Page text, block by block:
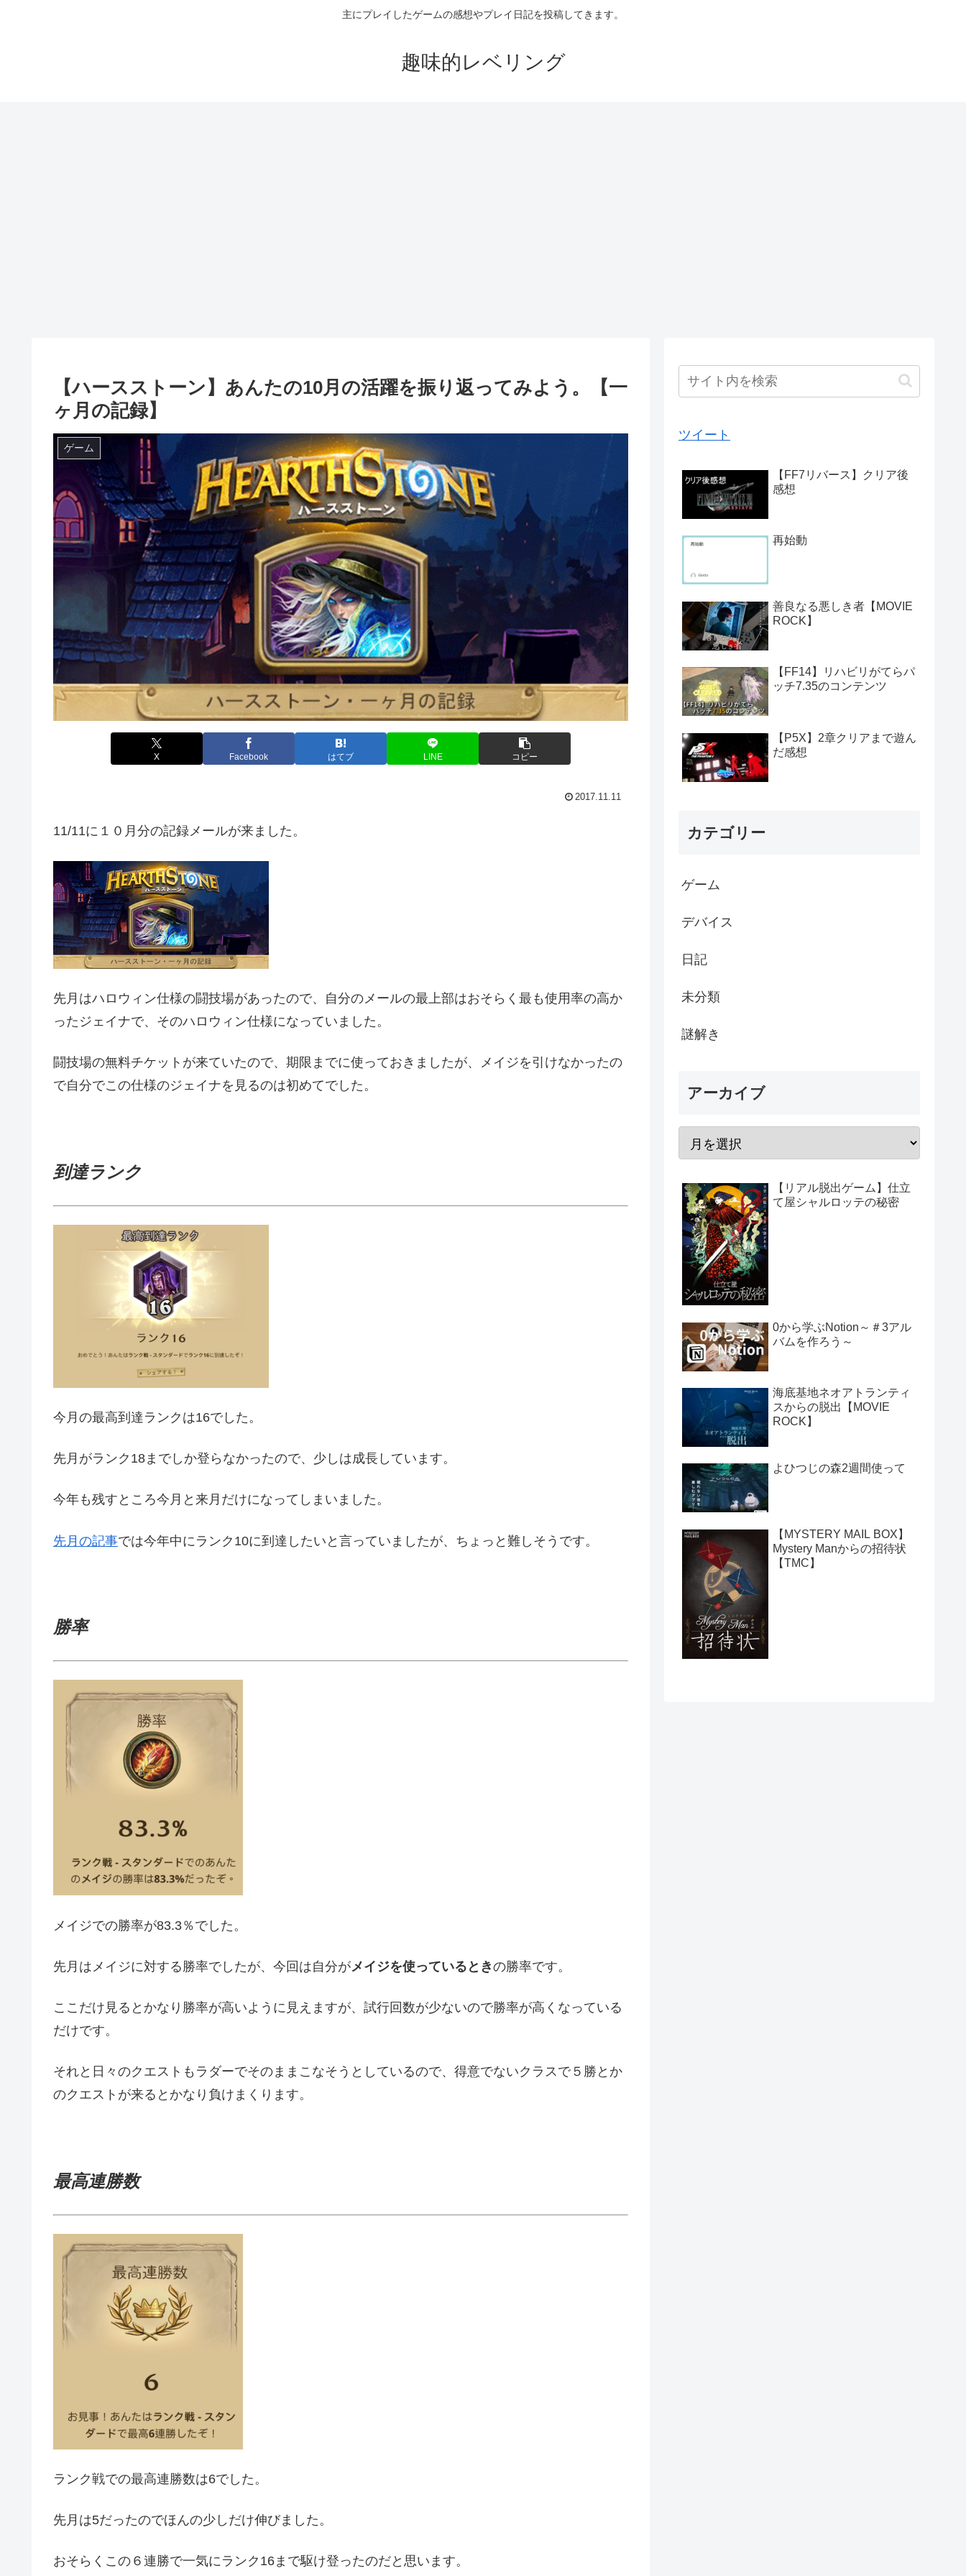
主にプレイしたゲームの感想やプレイ日記を投稿してきます。
趣味的レベリング
【ハースストーン】あんたの10月の活躍を振り返ってみよう。【一
ヶ月の記録】
ゲーム
X Facebook はてブ LINE コピー
2017.11.11
11/11に１０月分の記録メールが来ました。
先月はハロウィン仕様の闘技場があったので、自分のメールの最上部はおそらく最も使用率の高か
ったジェイナで、そのハロウィン仕様になっていました。
闘技場の無料チケットが来ていたので、期限までに使っておきましたが、メイジを引けなかったの
で自分でこの仕様のジェイナを見るのは初めてでした。
到達ランク
今月の最高到達ランクは16でした。
先月がランク18までしか登らなかったので、少しは成長しています。
今年も残すところ今月と来月だけになってしまいました。
先月の記事では今年中にランク10に到達したいと言っていましたが、ちょっと難しそうです。
勝率
メイジでの勝率が83.3％でした。
先月はメイジに対する勝率でしたが、今回は自分がメイジを使っているときの勝率です。
ここだけ見るとかなり勝率が高いように見えますが、試行回数が少ないので勝率が高くなっている
だけです。
それと日々のクエストもラダーでそのままこなそうとしているので、得意でないクラスで５勝とか
のクエストが来るとかなり負けまくります。
最高連勝数
ランク戦での最高連勝数は6でした。
先月は5だったのでほんの少しだけ伸びました。
おそらくこの６連勝で一気にランク16まで駆け登ったのだと思います。
ツイート
【FF7リバース】クリア後
感想
再始動
善良なる悪しき者【MOVIE
ROCK】
【FF14】リハビリがてらパ
ッチ7.35のコンテンツ
【P5X】2章クリアまで遊ん
だ感想
カテゴリー
ゲーム
デバイス
日記
未分類
謎解き
アーカイブ
【リアル脱出ゲーム】仕立
て屋シャルロッテの秘密
0から学ぶNotion～＃3アル
バムを作ろう～
海底基地ネオアトランティ
スからの脱出【MOVIE
ROCK】
よひつじの森2週間使って
【MYSTERY MAIL BOX】
Mystery Manからの招待状
【TMC】